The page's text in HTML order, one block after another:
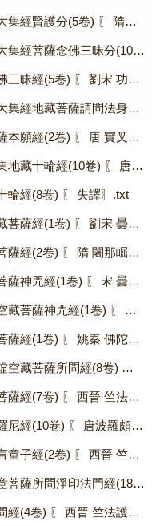
第0416部大正藏第13册P0872 大方等大集經賢護分(5卷) 〖 隋闍那崛多譯〗.txt
第0415部大正藏第13册P0830 大方等大集經菩薩念佛三昧分(10卷) 〖 隋達磨芨多譯〗.txt
第0414部大正藏第13册P0793 菩薩念佛三昧經(5卷) 〖 劉宋 功德直譯〗.txt
第0413部大正藏第13册P0790 百千頌大集經地藏菩薩請問法身讚(1卷) 〖 唐不空譯〗.txt
第0412部大正藏第13册P0777 地藏菩薩本願經(2卷) 〖 唐 實叉難陀譯〗.txt
第0411部大正藏第13册P0721 大乘大集地藏十輪經(10卷) 〖 唐 玄奘譯〗.txt
輪經(8卷) 〖 失譯〗.txt
第0409部大正藏第13册P0677 觀虛空藏菩薩經(1卷) 〖 劉宋 曇摩蜜多譯〗.txt
第0408部大正藏第13册P0667 虛空孕菩薩經(2卷) 〖 隋 闍那崛多譯〗.txt
第0407部大正藏第13册P0662 虛空藏菩薩神咒經(1卷) 〖 宋 曇摩蜜多譯〗.txt
第0406部大正藏第13册P0656 佛說虛空藏菩薩神咒經(1卷) 〖 失譯〗.txt
第0405部大正藏第13册P0647 虛空藏菩薩經(1卷) 〖 姚秦 佛陀耶舍譯〗.txt
第0404部大正藏第13册P0613 大集大虛空藏菩薩所問經(8卷) 〖 唐不空譯〗.txt
第0403部大正藏第13册P0583 阿差末菩薩經(7卷) 〖 西晉 竺法護譯〗.txt
第0402部大正藏第13册P0536 寶星陀羅尼經(10卷) 〖 唐波羅頗蜜多羅譯〗.txt
第0401部大正藏第13册P0522 佛說無言童子經(2卷) 〖 西晉 竺法護譯〗.txt
第0400部大正藏第13册P0473 佛說海意菩薩所問淨印法門經(18卷) 〖 宋惟淨等譯〗.txt
第0399部大正藏第13册P0452 寶女所問經(4卷) 〖 西晉 竺法護譯〗.txt